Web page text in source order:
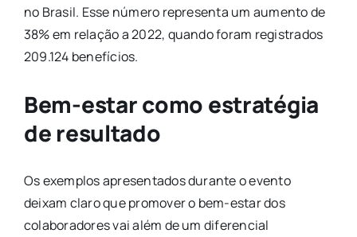
no Brasil. Esse número representa um aumento de
38% em relação a 2022, quando foram registrados
209.124 benefícios.
Bem-estar como estratégia
de resultado
Os exemplos apresentados durante o evento
deixam claro que promover o bem-estar dos
colaboradores vai além de um diferencial